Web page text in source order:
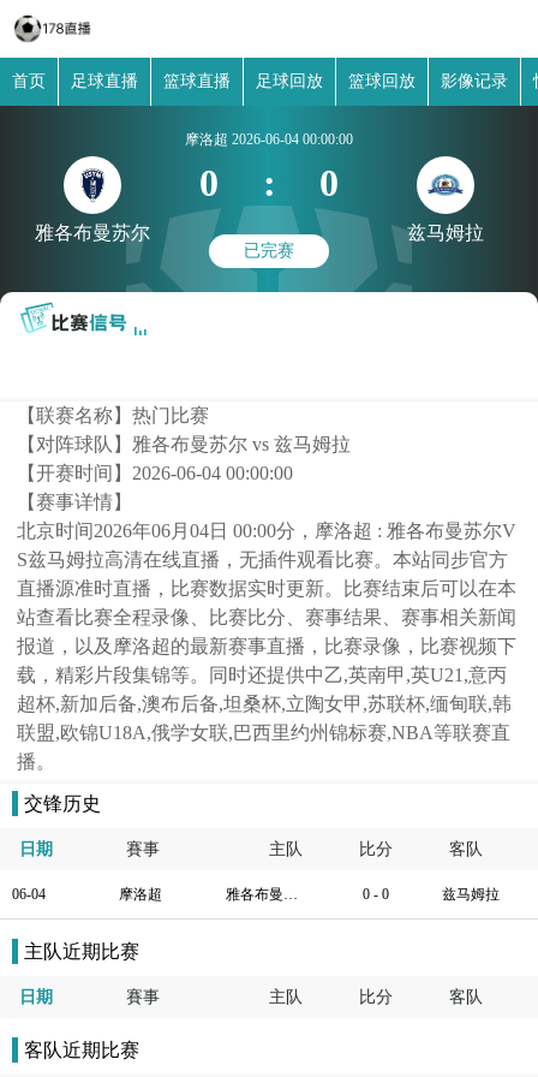
首页 足球直播 篮球直播 足球回放 篮球回放 影像记录
雅各布曼苏尔
摩洛超 2026-06-04 00:00:00
0 : 0
已完赛
兹马姆拉
【联赛名称】热门比赛
【对阵球队】 雅各布曼苏尔 vs 兹马姆拉
【开赛时间】 2026-06-04 00:00:00
【赛事详情】
北京时间2026年06月04日 00:00分，摩洛超 : 雅各布曼苏尔V
S兹马姆拉高清在线直播，无插件观看比赛。本站同步官方
直播源准时直播，比赛数据实时更新。比赛结束后可以在本
站查看比赛全程录像、比赛比分、赛事结果、赛事相关新闻
报道，以及摩洛超的最新赛事直播，比赛录像，比赛视频下
载，精彩片段集锦等。同时还提供中乙,英南甲,英U21,意丙
超杯,新加后备,澳布后备,坦桑杯,立陶女甲,苏联杯,缅甸联,韩
联盟,欧锦U18A,俄学女联,巴西里约州锦标赛,NBA等联赛直
播。
交锋历史
日期 賽事 主队 比分 客队
06-04 摩洛超 雅各布曼苏尔 0 - 0 兹马姆拉
主队近期比赛
日期 賽事 主队 比分 客队
客队近期比赛